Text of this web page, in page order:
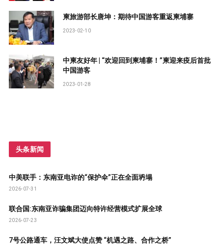
柬旅游部长唐坤：期待中国游客重返柬埔寨
2023-02-10
中柬友好年 | “欢迎回到柬埔寨！”柬迎来疫后首批
中国游客
2023-01-28
头条新闻
中美联手：东南亚电诈的“保护伞”正在全面坍塌
2026-07-31
联合国:东南亚诈骗集团迈向特许经营模式扩展全球
2026-07-23
7号公路通车，汪文斌大使点赞 “机遇之路、合作之桥”